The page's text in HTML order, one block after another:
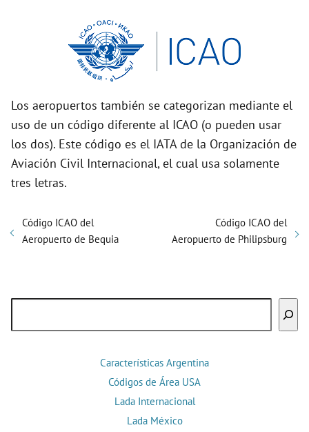
e
o
Los aeropuertos también se categorizan mediante el
uso de un código diferente al ICAO (o pueden usar
los dos). Este código es el IATA de la Organización de
Aviación Civil Internacional, el cual usa solamente
tres letras.
Código ICAO del
Aeropuerto de Bequia
Código ICAO del
Aeropuerto de Philipsburg
Características Argentina
Códigos de Área USA
Lada Internacional
Lada México